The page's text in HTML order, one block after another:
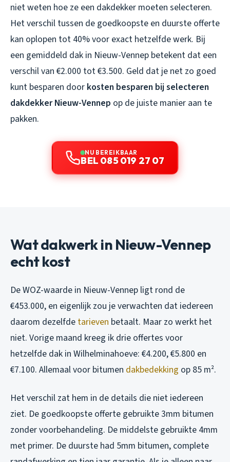
niet weten hoe ze een dakdekker moeten selecteren.
Het verschil tussen de goedkoopste en duurste offerte
kan oplopen tot 40% voor exact hetzelfde werk. Bij
een gemiddeld dak in Nieuw-Vennep betekent dat een
verschil van €2.000 tot €3.500. Geld dat je net zo goed
kunt besparen door kosten besparen bij selecteren
dakdekker Nieuw-Vennep op de juiste manier aan te
pakken.
NU BEREIKBAAR
BEL 085 019 27 07
Wat dakwerk in Nieuw-Vennep
echt kost
De WOZ-waarde in Nieuw-Vennep ligt rond de
€453.000, en eigenlijk zou je verwachten dat iedereen
daarom dezelfde tarieven betaalt. Maar zo werkt het
niet. Vorige maand kreeg ik drie offertes voor
hetzelfde dak in Wilhelminahoeve: €4.200, €5.800 en
€7.100. Allemaal voor bitumen dakbedekking op 85 m².
Het verschil zat hem in de details die niet iedereen
ziet. De goedkoopste offerte gebruikte 3mm bitumen
zonder voorbehandeling. De middelste gebruikte 4mm
met primer. De duurste had 5mm bitumen, complete